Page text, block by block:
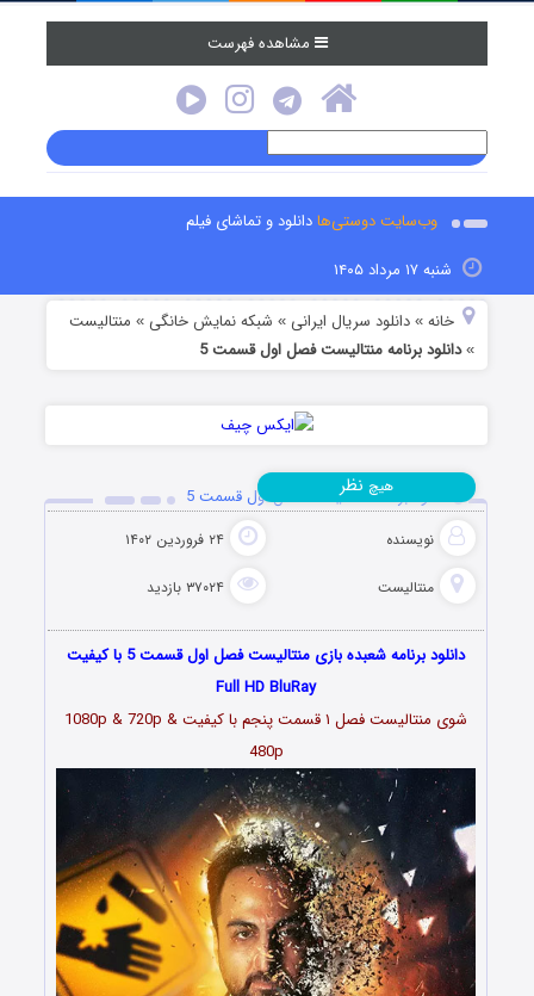
مشاهده فهرست
وب‌سایت دوستی‌هادانلود و تماشای فیلم
شنبه ۱۷ مرداد ۱۴۰۵
خانه »دانلود سریال ایرانی » شبکه نمایش خانگی » منتالیست
»دانلود برنامه منتالیست فصل اول قسمت 5
دانلود برنامه منتالیست فصل اول قسمت 5
نویسنده ۲۴ فروردین ۱۴۰۲
منتالیست ۳۷۰۲۴ بازدید
هیچ نظر
دانلود برنامه شعبده بازی منتالیست فصل اول قسمت 5 با کیفیت
Full HD BluRay
شوی منتالیست فصل ۱ قسمت پنجم با کیفیت 1080p & 720p &
480p